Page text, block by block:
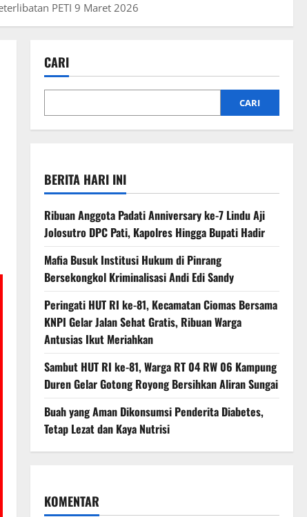
PETI 9 Maret 2026
CARI
CARI
BERITA HARI INI
Ribuan Anggota Padati Anniversary ke-7 Lindu Aji
Jolosutro DPC Pati, Kapolres Hingga Bupati Hadir
Mafia Busuk Institusi Hukum di Pinrang
Bersekongkol Kriminalisasi Andi Edi Sandy
Peringati HUT RI ke-81, Kecamatan Ciomas Bersama
KNPI Gelar Jalan Sehat Gratis, Ribuan Warga
Antusias Ikut Meriahkan
Sambut HUT RI ke-81, Warga RT 04 RW 06 Kampung
Duren Gelar Gotong Royong Bersihkan Aliran Sungai
Buah yang Aman Dikonsumsi Penderita Diabetes,
Tetap Lezat dan Kaya Nutrisi
KOMENTAR